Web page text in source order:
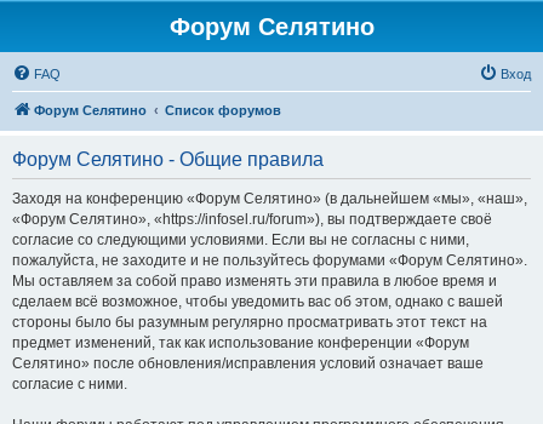
Форум Селятино
FAQ Вход
Форум Селятино Список форумов
Форум Селятино - Общие правила
Заходя на конференцию «Форум Селятино» (в дальнейшем «мы», «наш»,
«Форум Селятино», «https://infosel.ru/forum»), вы подтверждаете своё
согласие со следующими условиями. Если вы не согласны с ними,
пожалуйста, не заходите и не пользуйтесь форумами «Форум Селятино».
Мы оставляем за собой право изменять эти правила в любое время и
сделаем всё возможное, чтобы уведомить вас об этом, однако с вашей
стороны было бы разумным регулярно просматривать этот текст на
предмет изменений, так как использование конференции «Форум
Селятино» после обновления/исправления условий означает ваше
согласие с ними.